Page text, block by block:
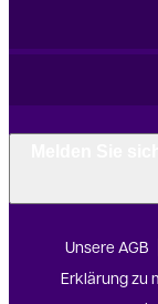
Unsere AGB
Erklärung zu